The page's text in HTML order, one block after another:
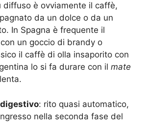
diffuso è ovviamente il caffè,
da un dolce o da un
In Spagna è frequente il
un goccio di brandy o
il caffè di olla insaporito con
lo si fa durare con il mate
: rito quasi automatico,
nella seconda fase del